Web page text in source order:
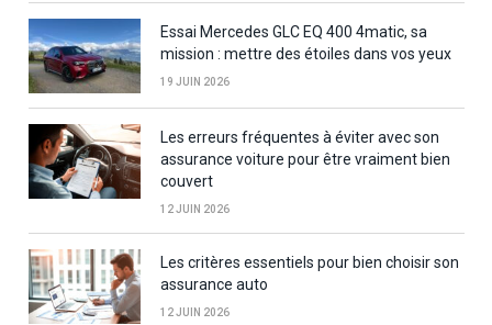
Essai Mercedes GLC EQ 400 4matic, sa
mission : mettre des étoiles dans vos yeux
19 JUIN 2026
Les erreurs fréquentes à éviter avec son
assurance voiture pour être vraiment bien
couvert
12 JUIN 2026
Les critères essentiels pour bien choisir son
assurance auto
12 JUIN 2026